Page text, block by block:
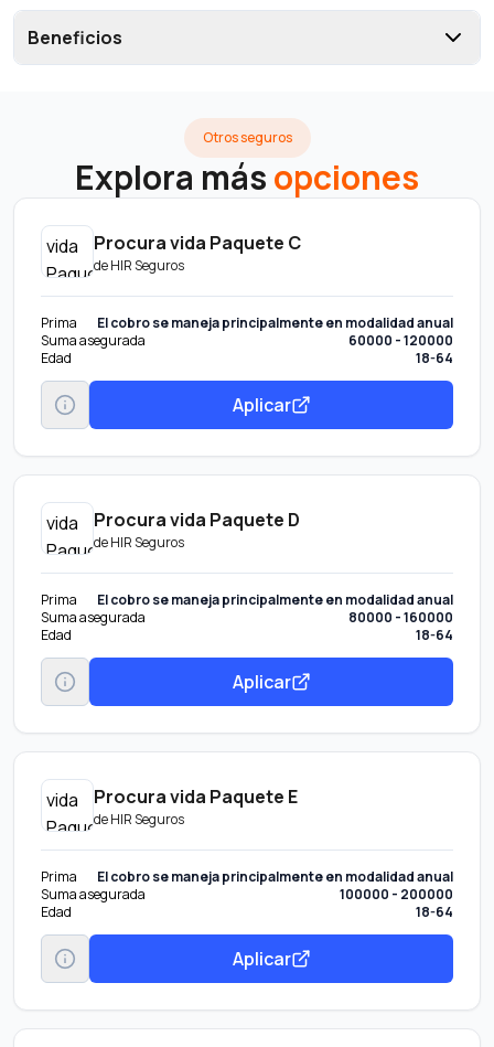
Beneficios
Otros seguros
Explora másopciones
Procura vida Paquete C
deHIR Seguros
Prima
El cobro se maneja principalmente en modalidad anual
Suma asegurada
60000 - 120000
Edad
18-64
Aplicar
Procura vida Paquete D
deHIR Seguros
Prima
El cobro se maneja principalmente en modalidad anual
Suma asegurada
80000 - 160000
Edad
18-64
Aplicar
Procura vida Paquete E
deHIR Seguros
Prima
El cobro se maneja principalmente en modalidad anual
Suma asegurada
100000 - 200000
Edad
18-64
Aplicar